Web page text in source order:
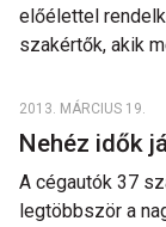
előélettel
szakértők, akik
2013. MÁRCIUS 19.
Nehéz idők
A cégautók 37
legtöbbször a